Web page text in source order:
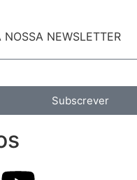
NOSSA NEWSLETTER
Subscrever